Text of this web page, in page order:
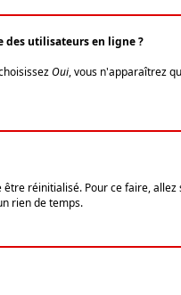
des utilisateurs en ligne ?
Oui, vous n'apparaîtrez
réinitialisé. Pour ce faire,
rien de temps.